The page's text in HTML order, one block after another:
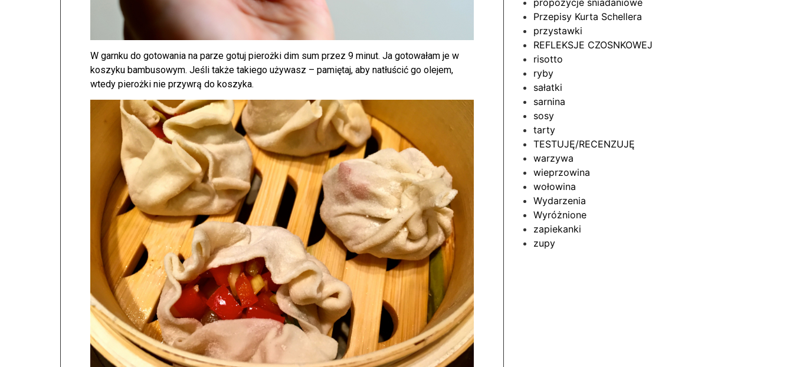
W garnku do gotowania na parze gotuj pierożki dim sum przez 9 minut. Ja gotowałam je w
koszyku bambusowym. Jeśli także takiego używasz – pamiętaj, aby natłuścić go olejem,
wtedy pierożki nie przywrą do koszyka.
propozycje śniadaniowe
Przepisy Kurta Schellera
przystawki
REFLEKSJE CZOSNKOWEJ
risotto
ryby
sałatki
sarnina
sosy
tarty
TESTUJĘ/RECENZUJĘ
warzywa
wieprzowina
wołowina
Wydarzenia
Wyróżnione
zapiekanki
zupy